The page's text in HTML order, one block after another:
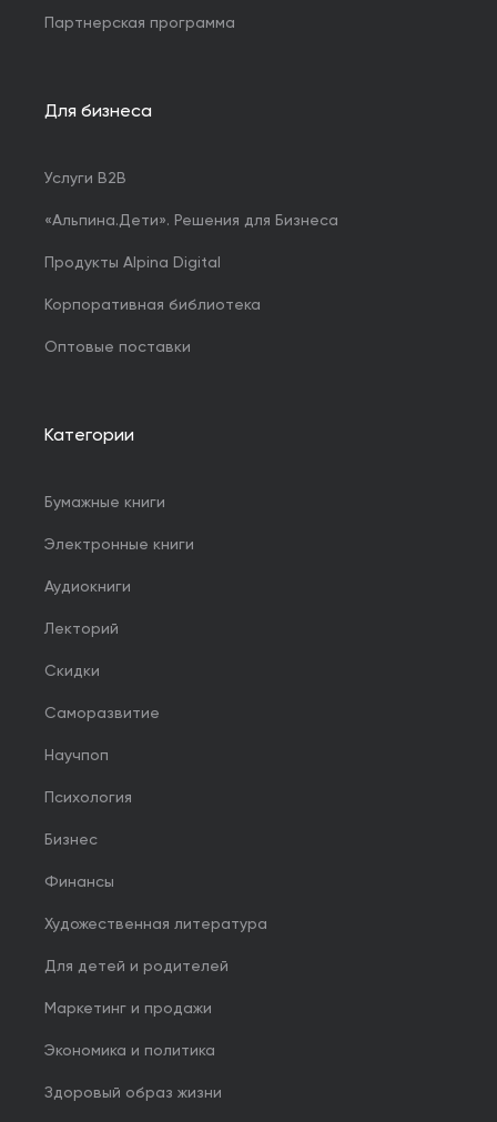
Партнерская программа
Для бизнеса
Услуги B2B
«Альпина.Дети». Решения для Бизнеса
Продукты Alpina Digital
Корпоративная библиотека
Оптовые поставки
Категории
Бумажные книги
Электронные книги
Аудиокниги
Лекторий
Скидки
Саморазвитие
Научпоп
Психология
Бизнес
Финансы
Художественная литература
Для детей и родителей
Маркетинг и продажи
Экономика и политика
Здоровый образ жизни